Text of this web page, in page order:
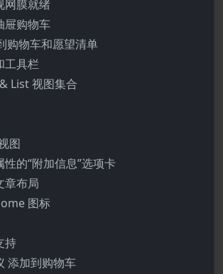
网膜就绪
屉购物车
购物车和愿望清单
工具栏
List 视图集合
图
的“附加信息”选项卡
章布局
图标
持
添加到购物车